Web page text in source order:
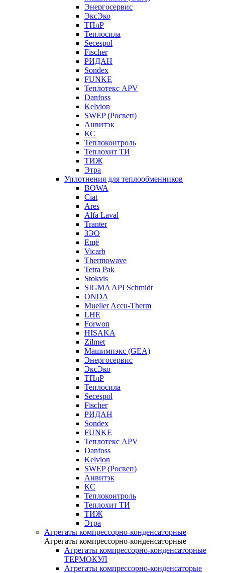
Энергосервис
ЭксЭко
ТПлР
Теплосила
Secespol
Fischer
РИДАН
Sondex
FUNKE
Теплотекс APV
Danfoss
Kelvion
SWEP (Росвеп)
Анвитэк
КС
Теплоконтроль
Теплохит ТИ
ТИЖ
Этра
Уплотнения для теплообменников
BOWA
Ciat
Ares
Alfa Laval
Tranter
ЗЭО
Ещё
Vicarb
Thermowave
Tetra Pak
Stokvis
SIGMA API Schmidt
ONDA
Mueller Accu-Therm
LHE
Forwon
HISAKA
Zilmet
Машимпэкс (GEA)
Энергосервис
ЭксЭко
ТПлР
Теплосила
Secespol
Fischer
РИДАН
Sondex
FUNKE
Теплотекс APV
Danfoss
Kelvion
SWEP (Росвеп)
Анвитэк
КС
Теплоконтроль
Теплохит ТИ
ТИЖ
Этра
Агрегаты компрессорно-конденсаторные
Агрегаты компрессорно-конденсаторные
Агрегаты компрессорно-конденсаторные
ТЕРМОКУЛ
Агрегаты компрессорно-конденсаторые